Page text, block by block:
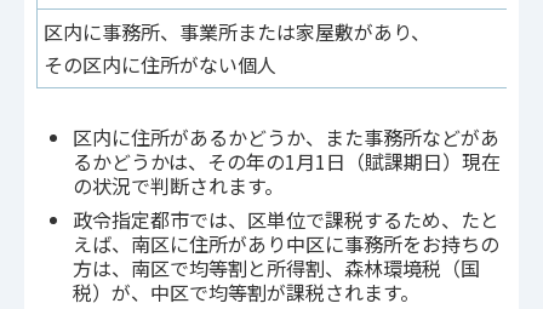
区内に事務所、事業所または家屋敷があり、
その区内に住所がない個人
区内に住所があるかどうか、また事務所などがあ
るかどうかは、その年の1月1日（賦課期日）現在
の状況で判断されます。
政令指定都市では、区単位で課税するため、たと
えば、南区に住所があり中区に事務所をお持ちの
方は、南区で均等割と所得割、森林環境税（国
税）が、中区で均等割が課税されます。